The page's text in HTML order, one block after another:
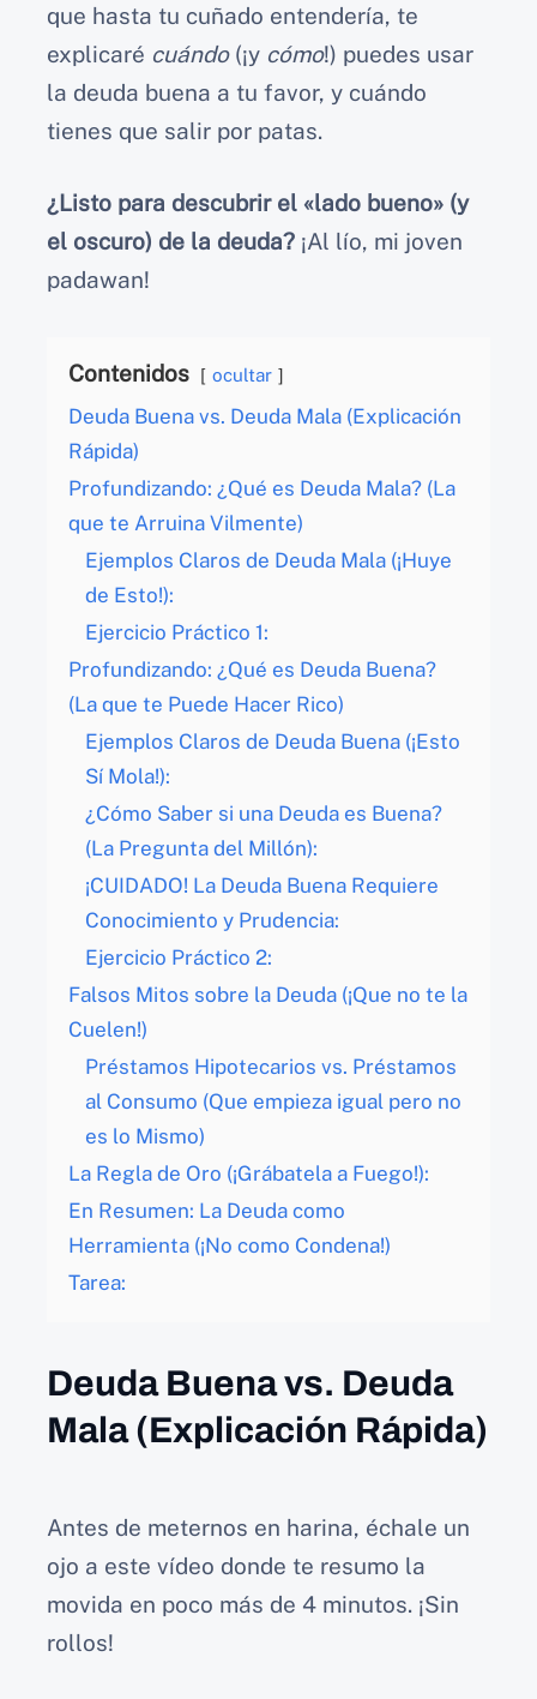
que hasta tu cuñado entendería, te
explicaré cuándo(¡y cómo!) puedes usar
la deuda buena a tu favor, y cuándo
tienes que salir por patas.
¿Listo para descubrir el «lado bueno» (y
el oscuro) de la deuda? ¡Al lío, mi joven
padawan!
Contenidos ocultar
Deuda Buena vs. Deuda Mala (Explicación
Rápida)
Profundizando: ¿Qué es Deuda Mala? (La
que te Arruina Vilmente)
Ejemplos Claros de Deuda Mala (¡Huye
de Esto!):
Ejercicio Práctico 1:
Profundizando: ¿Qué es Deuda Buena?
(La que te Puede Hacer Rico)
Ejemplos Claros de Deuda Buena (¡Esto
Sí Mola!):
¿Cómo Saber si una Deuda es Buena?
(La Pregunta del Millón):
¡CUIDADO! La Deuda Buena Requiere
Conocimiento y Prudencia:
Ejercicio Práctico 2:
Falsos Mitos sobre la Deuda (¡Que no te la
Cuelen!)
Préstamos Hipotecarios vs. Préstamos
al Consumo (Que empieza igual pero no
es lo Mismo)
La Regla de Oro (¡Grábatela a Fuego!):
En Resumen: La Deuda como
Herramienta (¡No como Condena!)
Tarea:
Deuda Buena vs. Deuda
Mala (Explicación Rápida)
Antes de meternos en harina, échale un
ojo a este vídeo donde te resumo la
movida en poco más de 4 minutos. ¡Sin
rollos!